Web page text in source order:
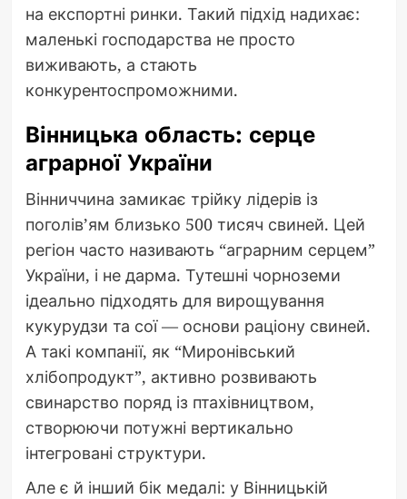
на експортні ринки. Такий підхід надихає:
маленькі господарства не просто
виживають, а стають
конкурентоспроможними.
Вінницька область: серце
аграрної України
Вінниччина замикає трійку лідерів із
поголів’ям близько 500 тисяч свиней. Цей
регіон часто називають “аграрним серцем”
України, і не дарма. Тутешні чорноземи
ідеально підходять для вирощування
кукурудзи та сої — основи раціону свиней.
А такі компанії, як “Миронівський
хлібопродукт”, активно розвивають
свинарство поряд із птахівництвом,
створюючи потужні вертикально
інтегровані структури.
Але є й інший бік медалі: у Вінницькій